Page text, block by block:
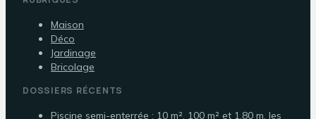
Maison
Déco
Jardinage
Bricolage
DOSSIERS RÉCENTS
Piscine semi-enterrée : 10 m², 100 m² et 1,80 m, les